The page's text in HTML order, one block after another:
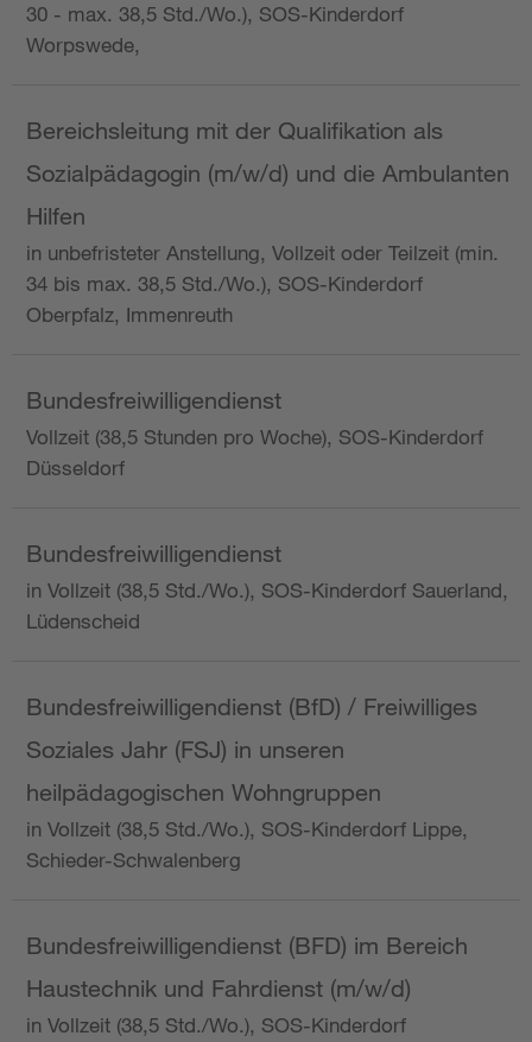
30 - max. 38,5 Std./Wo.), SOS-Kinderdorf
Worpswede,
Bereichsleitung mit der Qualifikation als
Sozialpädagogin (m/w/d) und die Ambulanten
Hilfen
in unbefristeter Anstellung, Vollzeit oder Teilzeit (min.
34 bis max. 38,5 Std./Wo.), SOS-Kinderdorf
Oberpfalz, Immenreuth
Bundesfreiwilligendienst
Vollzeit (38,5 Stunden pro Woche), SOS-Kinderdorf
Düsseldorf
Bundesfreiwilligendienst
in Vollzeit (38,5 Std./Wo.), SOS-Kinderdorf Sauerland,
Lüdenscheid
Bundesfreiwilligendienst (BfD) / Freiwilliges
Soziales Jahr (FSJ) in unseren
heilpädagogischen Wohngruppen
in Vollzeit (38,5 Std./Wo.), SOS-Kinderdorf Lippe,
Schieder-Schwalenberg
Bundesfreiwilligendienst (BFD) im Bereich
Haustechnik und Fahrdienst (m/w/d)
in Vollzeit (38,5 Std./Wo.), SOS-Kinderdorf